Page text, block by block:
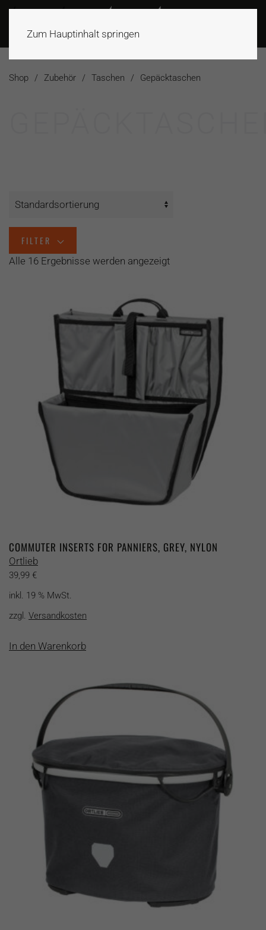
Zum Hauptinhalt springen
Shop Zubehör Taschen Gepäcktaschen
FILTER
Alle 16 Ergebnisse werden angezeigt
COMMUTER INSERTS FOR PANNIERS, GREY, NYLON
Ortlieb
39,99 €
inkl. 19 % MwSt.
zzgl. Versandkosten
In den Warenkorb